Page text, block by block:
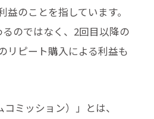
のことを指しています。
のではなく、2回目以降の
リピート購入による利益も
コミッション）」とは、